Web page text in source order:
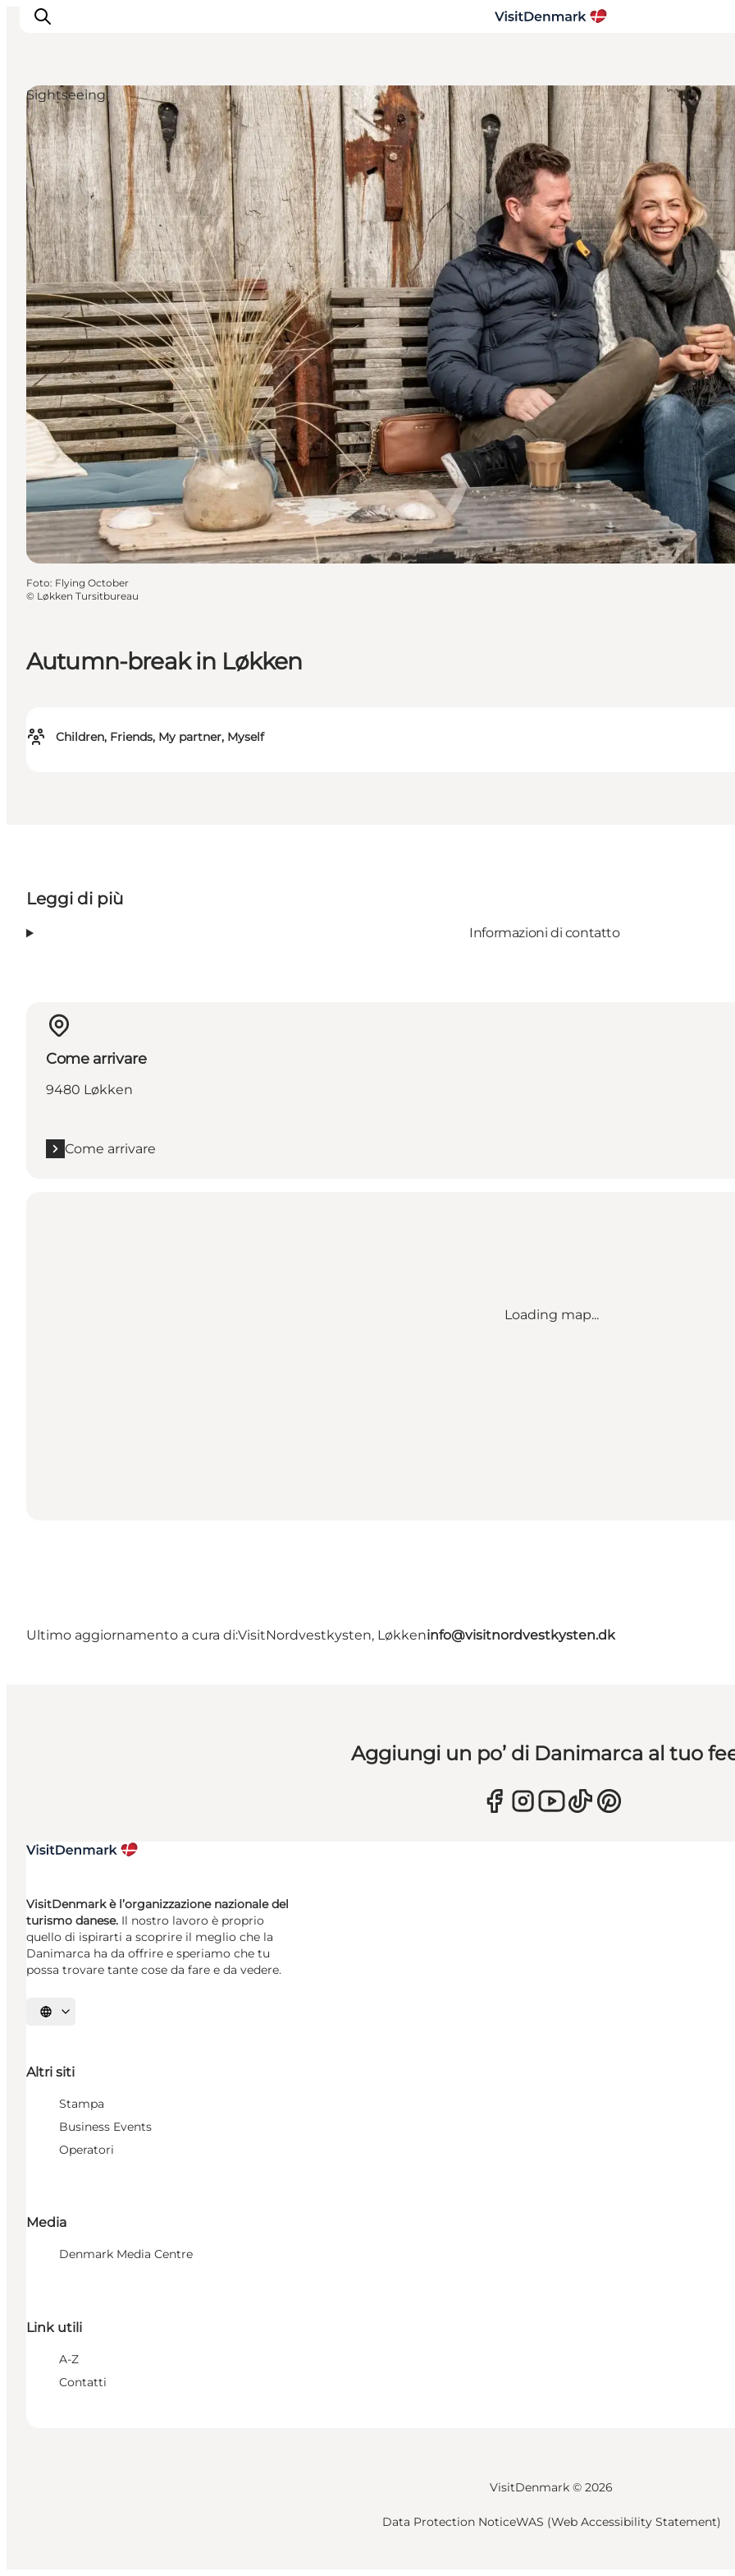
Ispirazioni
Dove andare
Cosa fare
Dove dormire
Pianifica il viaggio
Autumn-break in Løkken
Children, Friends, My partner, Myself
Sightseeing
Foto: Flying October
© Løkken Tursitbureau
Leggi di più
Informazioni di contatto
Come arrivare
9480 Løkken
Come arrivare
Loading map...
Ultimo aggiornamento a cura di:VisitNordvestkysten, Løkkeninfo@visitnordvestkysten.dk
Aggiungi un po’ di Danimarca al tuo
VisitDenmark è l’organizzazione nazionale del
turismo danese. Il nostro lavoro è proprio
quello di ispirarti a scoprire il meglio che la
Danimarca ha da offrire e speriamo che tu
possa trovare tante cose da fare e da vedere.
Seleziona la lingua
Altri siti
Stampa
Business Events
Operatori
Media
Denmark Media Centre
Link utili
A-Z
Contatti
VisitDenmark © 2026
Data Protection NoticeWAS (Web Accessibility Statement)